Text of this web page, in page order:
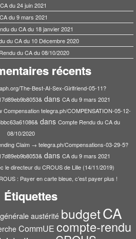
CA du 24 juin 2021
CA du 9 mars 2021
du CA du 18 janvier 2021
du CA du 10 Décembre 2020
du CA du 08/10/2020
récents
The-Best-AI-Sex-Girlfriend-05-11?
dans CA du 9 mars 2021
telegra.ph/COMPENSATION-05-12-
dans Compte Rendu du CA du
08/10/2020
Claim → telegra.ph/Compensations-03-29-5?
dans CA du 9 mars 2021
le directeur du CROUS de Lille (14/11/2019)
: Payer en carte bleue, c’est payer plus !
Étiquettes
austérité budgetCA
CommUE compte-rendu